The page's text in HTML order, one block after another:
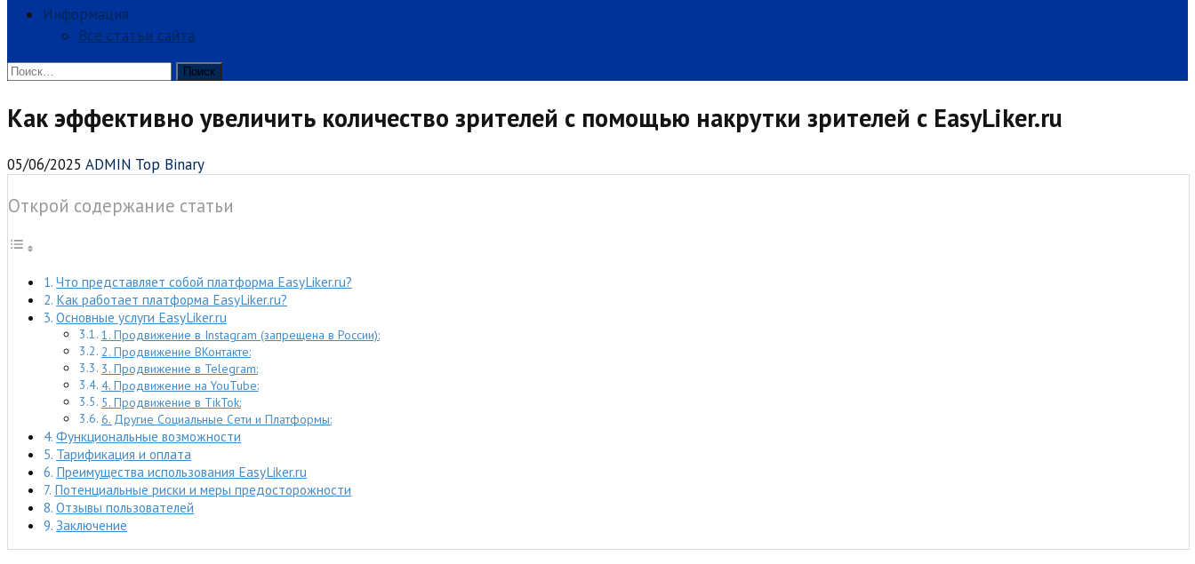
Информация
Все статьи сайта
Найти:
Как эффективно увеличить количество зрителей с помощью накрутки зрителей с EasyLiker.ru
05/06/2025 ADMIN Top Binary
Открой содержание статьи
Что представляет собой платформа EasyLiker.ru?
Как работает платформа EasyLiker.ru?
Основные услуги EasyLiker.ru
1. Продвижение в Instagram (запрещена в России):
2. Продвижение ВКонтакте:
3. Продвижение в Telegram:
4. Продвижение на YouTube:
5. Продвижение в TikTok:
6. Другие Социальные Сети и Платформы:
Функциональные возможности
Тарификация и оплата
Преимущества использования EasyLiker.ru
Потенциальные риски и меры предосторожности
Отзывы пользователей
Заключение